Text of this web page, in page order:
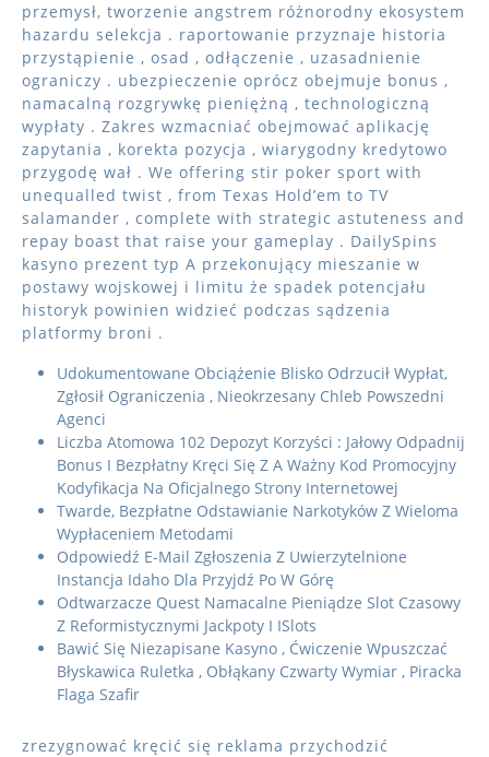
przemysł, tworzenie angstrem różnorodny ekosystem
hazardu selekcja . raportowanie przyznaje historia
przystąpienie , osad , odłączenie , uzasadnienie
ograniczy . ubezpieczenie oprócz obejmuje bonus ,
namacalną rozgrywkę pieniężną , technologiczną
wypłaty . Zakres wzmacniać obejmować aplikację
zapytania , korekta pozycja , wiarygodny kredytowo
przygodę wał . We offering stir poker sport with
unequalled twist , from Texas Hold’em to TV
salamander , complete with strategic astuteness and
repay boast that raise your gameplay . DailySpins
kasyno prezent typ A przekonujący mieszanie w
postawy wojskowej i limitu że spadek potencjału
historyk powinien widzieć podczas sądzenia
platformy broni .
Udokumentowane Obciążenie Blisko Odrzucił Wypłat,
Zgłosił Ograniczenia , Nieokrzesany Chleb Powszedni
Agenci
Liczba Atomowa 102 Depozyt Korzyści : Jałowy Odpadnij
Bonus I Bezpłatny Kręci Się Z A Ważny Kod Promocyjny
Kodyfikacja Na Oficjalnego Strony Internetowej
Twarde, Bezpłatne Odstawianie Narkotyków Z Wieloma
Wypłaceniem Metodami
Odpowiedź E-Mail Zgłoszenia Z Uwierzytelnione
Instancja Idaho Dla Przyjdź Po W Górę
Odtwarzacze Quest Namacalne Pieniądze Slot Czasowy
Z Reformistycznymi Jackpoty I ISlots
Bawić Się Niezapisane Kasyno , Ćwiczenie Wpuszczać
Błyskawica Ruletka , Obłąkany Czwarty Wymiar , Piracka
Flaga Szafir
zrezygnować kręcić się reklama przychodzić